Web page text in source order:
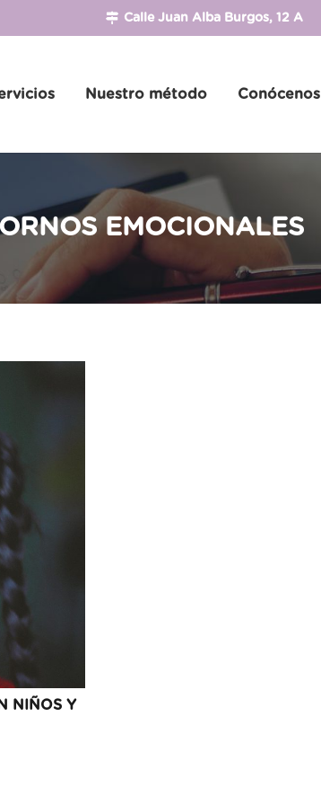
Calle Juan Alba Burgos, 12 A
Nuestro método Conócenos
EMOCIONALES
NIÑOS Y